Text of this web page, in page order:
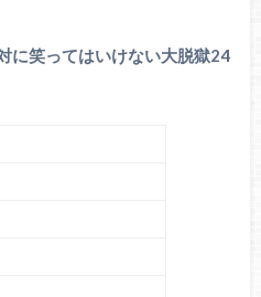
に笑ってはいけない大脱獄24